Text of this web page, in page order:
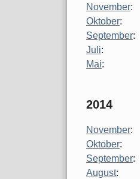
November:
Oktober:
September:
Juli:
Mai:
2014
November:
Oktober:
September:
August: